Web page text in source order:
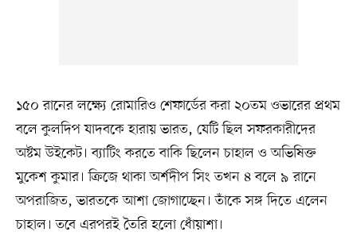
১৫০ রানের লক্ষ্যে রোমারিও শেফার্ডের করা ২০তম ওভারের প্রথম
বলে কুলদিপ যাদবকে হারায় ভারত, যেটি ছিল সফরকারীদের
অষ্টম উইকেট। ব্যাটিং করতে বাকি ছিলেন চাহাল ও অভিষিক্ত
মুকেশ কুমার। ক্রিজে থাকা অর্শদীপ সিং তখন ৪ বলে ৯ রানে
অপরাজিত, ভারতকে আশা জোগাচ্ছেন। তাঁকে সঙ্গ দিতে এলেন
চাহাল। তবে এরপরই তৈরি হলো ধোঁয়াশা।